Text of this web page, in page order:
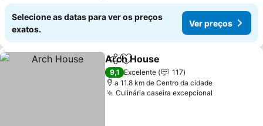
Selecione as datas para ver os preços
exatos.
Ver preços
PartilharAdicionar aos favoritos
Arch House
9,1 Excelente
117
a 11.8 km de Centro da cidade
Culinária caseira excepcional